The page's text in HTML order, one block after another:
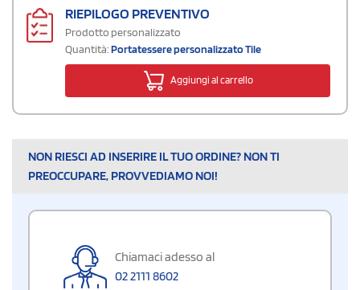
RIEPILOGO PREVENTIVO
Prodotto personalizzato
Quantità:Portatessere personalizzato Tile
Aggiungi al carrello
NON RIESCI AD INSERIRE IL TUO ORDINE? NON TI
PREOCCUPARE, PROVVEDIAMO NOI!
Chiamaci adesso al
02 2111 8602